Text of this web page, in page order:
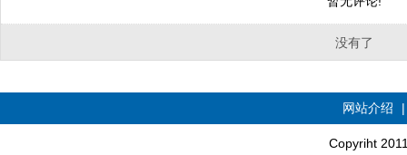
没有了
网站介绍
Copyriht